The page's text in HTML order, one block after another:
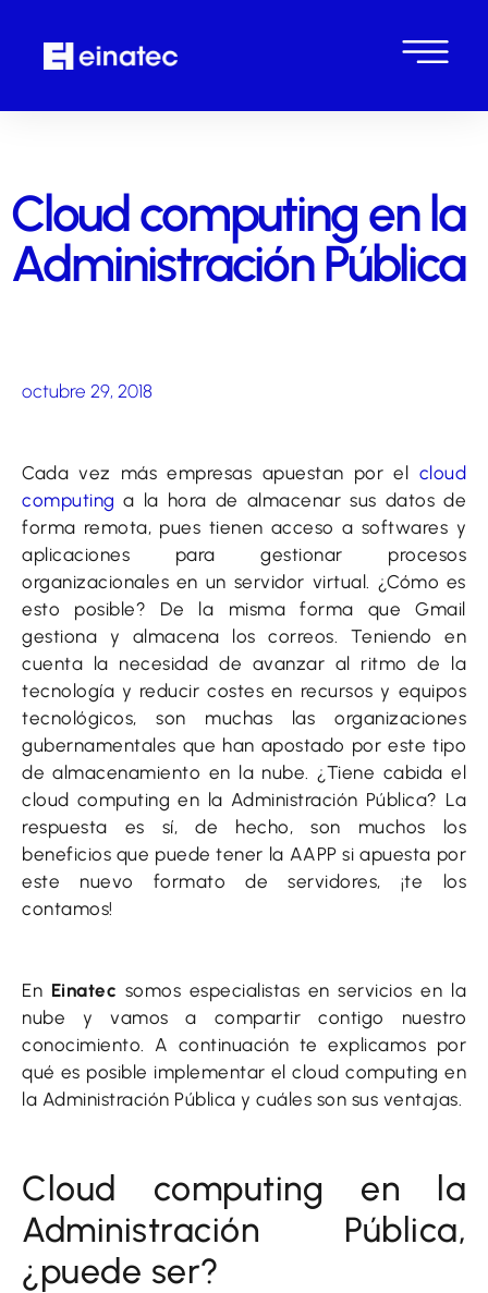
Cloud computing en la
Administración Pública
octubre 29, 2018
Cada vez más empresas apuestan por el cloud
computing a la hora de almacenar sus datos de
forma remota, pues tienen acceso a softwares y
aplicaciones para gestionar procesos
organizacionales en un servidor virtual. ¿Cómo es
esto posible? De la misma forma que Gmail
gestiona y almacena los correos. Teniendo en
cuenta la necesidad de avanzar al ritmo de la
tecnología y reducir costes en recursos y equipos
tecnológicos, son muchas las organizaciones
gubernamentales que han apostado por este tipo
de almacenamiento en la nube. ¿Tiene cabida el
cloud computing en la Administración Pública? La
respuesta es sí, de hecho, son muchos los
beneficios que puede tener la AAPP si apuesta por
este nuevo formato de servidores, ¡te los
contamos!
En Einatec somos especialistas en servicios en la
nube y vamos a compartir contigo nuestro
conocimiento. A continuación te explicamos por
qué es posible implementar el cloud computing en
la Administración Pública y cuáles son sus ventajas.
Cloud computing en la
Administración Pública,
¿puede ser?